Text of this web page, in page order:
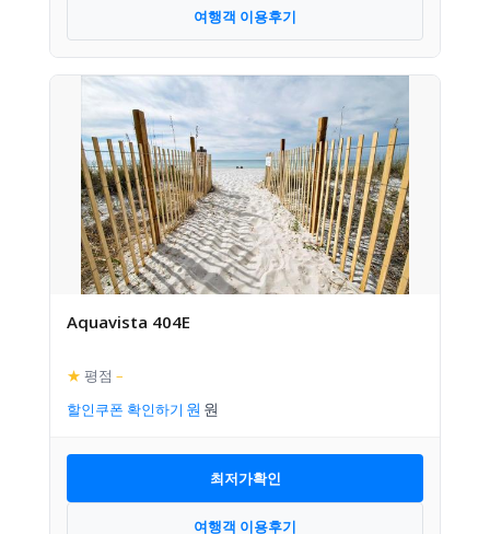
여행객 이용후기
Aquavista 404E
★ 평점 –
할인쿠폰 확인하기
최저가확인
여행객 이용후기